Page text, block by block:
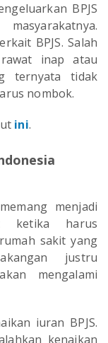
BPJS
BPJS. Salah
inap atau
ternyata tidak
nombok.
ini.
menjadi
ketika harus
sakit yang
justru
mengalami
iuran BPJS.
kenaikan